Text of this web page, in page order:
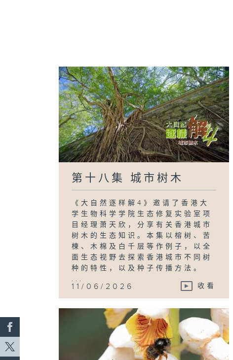
第十八集 城市树木
《大自然逐样解4》邀请了香港大
学生物科学学院生态修复实验室项
目经理萧天欣，分享有关香港城市
树木的生态知识。本集以榕树、苦
楝、木棉及白千层等作例子，以全
面生态视野去探索香港城市不同树
种的特性，以及种子传播方法。
...
11/06/2026 收看